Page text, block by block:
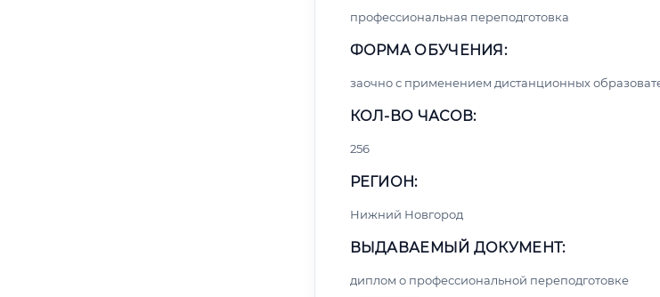
профессиональная переподготовка
ФОРМА ОБУЧЕНИЯ:
заочно с применением дистанционных
КОЛ-ВО ЧАСОВ:
256
РЕГИОН:
Нижний Новгород
ВЫДАВАЕМЫЙ ДОКУМЕНТ:
диплом о профессиональной переподготовке